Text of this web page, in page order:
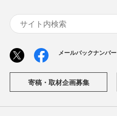
メールバックナンバー
寄稿・取材企画募集